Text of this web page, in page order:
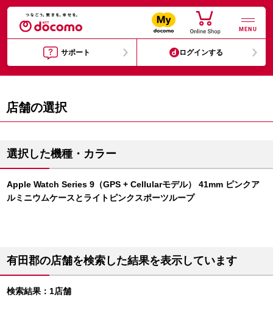
MENU
サポート ログインする
店舗の選択
選択した機種・カラー
Apple Watch Series 9（GPS + Cellularモデル） 41mm ピンクア
ルミニウムケースとライトピンクスポーツループ
有田郡の店舗を検索した結果を表示しています
検索結果：1店舗